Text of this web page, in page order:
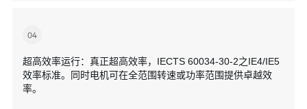
04
超高效率运行：真正超高效率，IECTS 60034-30-2之IE4/IE5
效率标准。同时电机可在全范围转速或功率范围提供卓越效
率。